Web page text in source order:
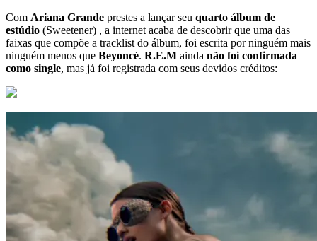
Com Ariana Grande prestes a lançar seu quarto álbum de
estúdio (Sweetener) , a internet acaba de descobrir que uma das
faixas que compõe a tracklist do álbum, foi escrita por ninguém mais
ninguém menos que Beyoncé. R.E.M ainda não foi confirmada
como single, mas já foi registrada com seus devidos créditos: